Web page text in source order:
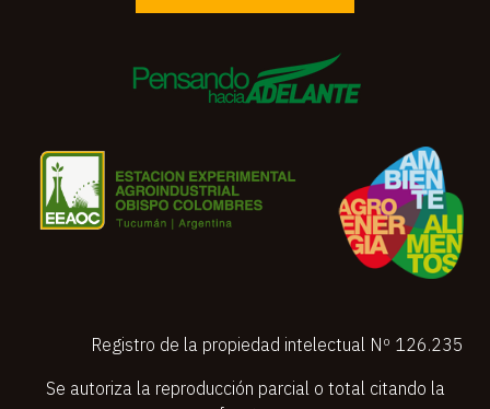
Registro de la propiedad intelectual Nº 126.235
Se autoriza la reproducción parcial o total citando la